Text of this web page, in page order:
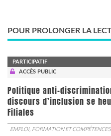
POUR PROLONGER LA
PARTICIPATIF
ACCÈS PUBLIC
Politique anti-
discours d’inclusion se
Filiales
EMPLOI, FORMATION ET COMPÉTENCES